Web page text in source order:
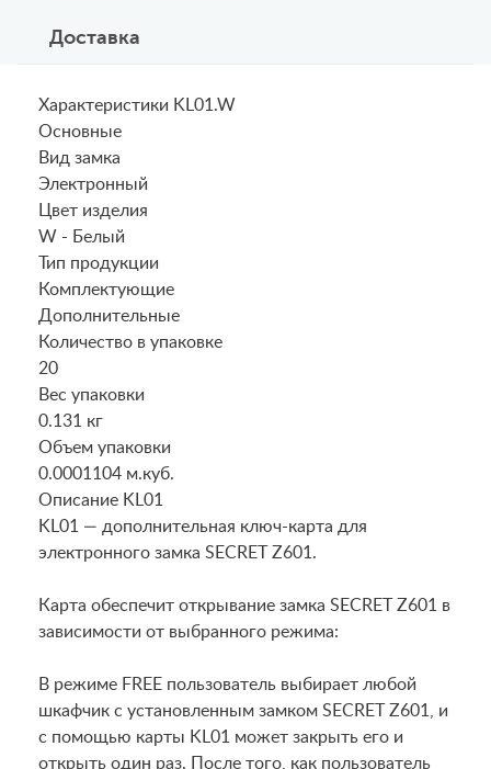
Доставка
Характеристики KL01.W
Основные
Вид замка
Электронный
Цвет изделия
W - Белый
Тип продукции
Комплектующие
Дополнительные
Количество в упаковке
20
Вес упаковки
0.131 кг
Объем упаковки
0.0001104 м.куб.
Описание KL01
KL01 — дополнительная ключ-карта для
электронного замка SECRET Z601.
Карта обеспечит открывание замка SECRET Z601 в
зависимости от выбранного режима:
В режиме FREE пользователь выбирает любой
шкафчик с установленным замком SECRET Z601, и
с помощью карты KL01 может закрыть его и
открыть один раз. После того, как пользователь